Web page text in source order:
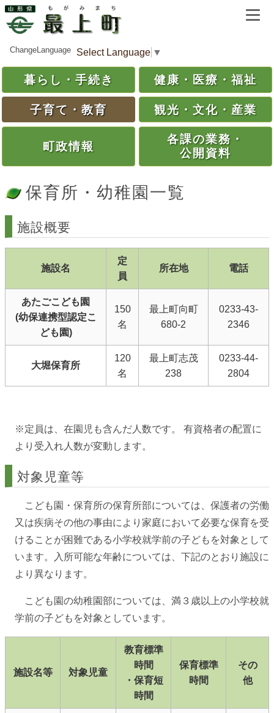
ChangeLanguage Select Language ▼
暮らし・ 手続き 健康・ 医療・福祉
子育て・ 教育 観光・ 文化・ 産業
町政情報
各課の業務・
公開資料
保育所・幼稚園一覧
施設概要
施設名
定
員
所在地 電話
あたごこども園
(幼保連携型認定こ
ども園)
150
名
最上町向町
680-2
0233-43-
2346
大堀保育所
120
名
最上町志茂
238
0233-44-
2804
※定員は、在園児も含んだ人数です。 有資格者の配置に
より受入れ人数が変動します。
対象児童等
こども園・保育所の保育所部については、保護者の労働
又は疾病その他の事由により家庭において必要な保育を受
けることが困難である小学校就学前の子どもを対象として
います。入所可能な年齢については、下記のとおり施設に
より異なります。
こども園の幼稚園部については、満３歳以上の小学校就
学前の子どもを対象としています。
施設名等 対象児童
教育標準
時間
・保育短
時間
保育標準
時間
その
他